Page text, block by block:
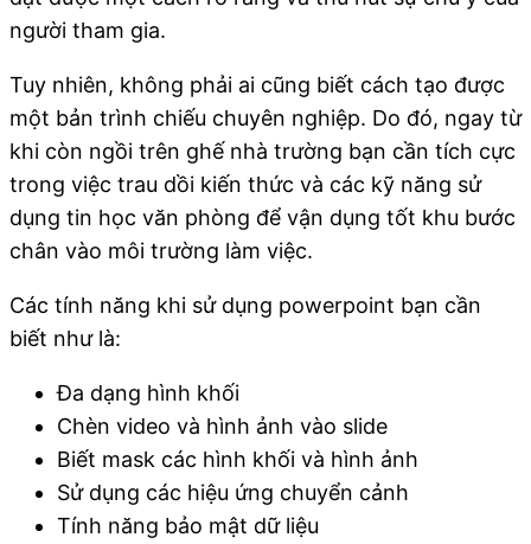
người tham gia.
Tuy nhiên, không phải ai cũng biết cách tạo được
một bản trình chiếu chuyên nghiệp. Do đó, ngay từ
khi còn ngồi trên ghế nhà trường bạn cần tích cực
trong việc trau dồi kiến thức và các kỹ năng sử
dụng tin học văn phòng để vận dụng tốt khu bước
chân vào môi trường làm việc.
Các tính năng khi sử dụng powerpoint bạn cần
biết như là:
Đa dạng hình khối
Chèn video và hình ảnh vào slide
Biết mask các hình khối và hình ảnh
Sử dụng các hiệu ứng chuyển cảnh
Tính năng bảo mật dữ liệu